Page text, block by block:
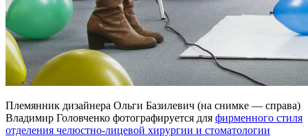
Племянник дизайнера Ольги Базилевич (на снимке — справа)
Владимир Головченко фотографируется для фирменного стиля
отделения челюстно-лицевой хирургии и стоматологии